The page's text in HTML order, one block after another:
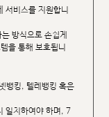
서비스를 지원합니
방식으로 손쉽게
을 통해 보호됩니
뱅킹, 텔레뱅킹 혹은
일치하여야 하며, 7